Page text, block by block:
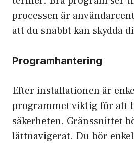
processen är
att du snabbt kan skydda
Programhantering
Efter installationen är
programmet viktig för att
säkerheten. Gränssnittet
lättnavigerat. Du bör